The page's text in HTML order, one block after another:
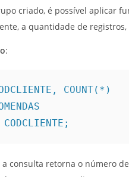
criado, é possível aplicar
a quantidade de
:
COUNT(*)
CODCLIENTE;
a consulta retorna o número